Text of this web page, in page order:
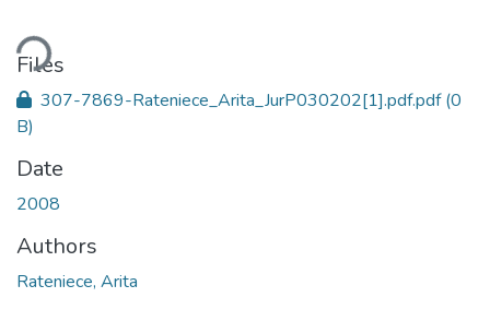
Files
307-7869-Rateniece_Arita_JurP030202[1].pdf.pdf(0
B)
Date
2008
Authors
Rateniece, Arita